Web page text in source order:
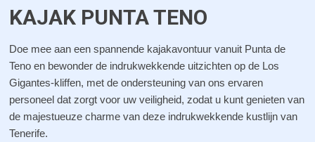
KAJAK PUNTA TENO
Doe mee aan een spannende kajakavontuur vanuit Punta de
Teno en bewonder de indrukwekkende uitzichten op de Los
Gigantes-kliffen, met de ondersteuning van ons ervaren
personeel dat zorgt voor uw veiligheid, zodat u kunt genieten van
de majestueuze charme van deze indrukwekkende kustlijn van
Tenerife.